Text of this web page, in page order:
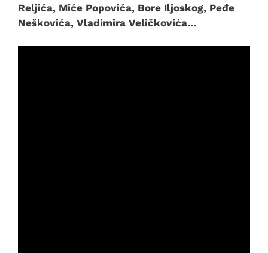
Reljića, Miće Popovića, Bore Iljoskog, Peđe
Neškovića, Vladimira Veličkovića…